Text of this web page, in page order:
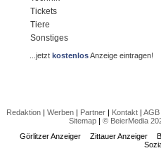
Tickets
Tiere
Sonstiges
...jetztkostenlosAnzeige eintragen!
Redaktion| Werben| Partner| Kontakt| AGB
Sitemap| © BeierMedia
Görlitzer Anzeiger
Zittauer Anzeiger